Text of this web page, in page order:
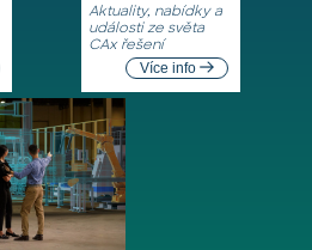
Aktuality, nabídky a
události ze světa
CAx řešení
Více info